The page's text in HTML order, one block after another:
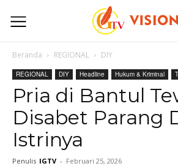
Beranda REGIONAL DIY
REGIONAL DIY Headline Hukum & Kriminal
Pria di Bantul
Disabet Parang
Istrinya
Penulis IGTV - Februari 25, 2026